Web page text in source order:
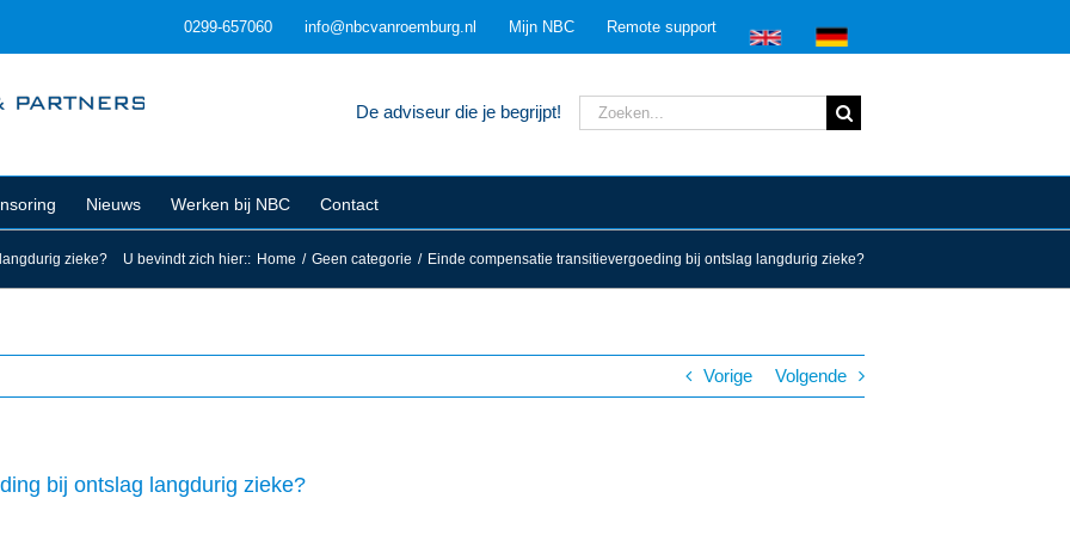
0299-657060 info@nbcvanroemburg.nl Mijn NBC Remote support
De adviseur die je begrijpt!
Zoeken
naar:
Nieuws Werken bij NBC Contact
zieke? U bevindt zich hier:: Home / Geen categorie / Einde compensatie transitievergoeding bij ontslag langdurig zieke?
Vorige Volgende
bij ontslag langdurig zieke?